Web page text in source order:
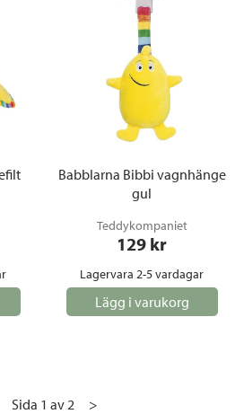
Babblarna Bibbi vagnhänge
gul
Teddykompaniet
129 kr
Lagervara 2-5 vardagar
Lägg i varukorg
Sida 1 av 2 >